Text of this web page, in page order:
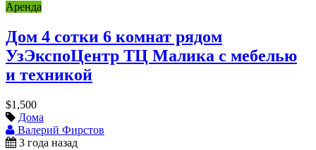
Аренда
Дом 4 сотки 6 комнат рядом
УзЭкспоЦентр ТЦ Малика с мебелью
и техникой
$1,500
Дома
Валерий Фирстов
3 года назад